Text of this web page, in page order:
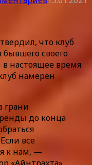
что клуб
своего
настоящее время
намерен
грани
до конца
все
к нам, —